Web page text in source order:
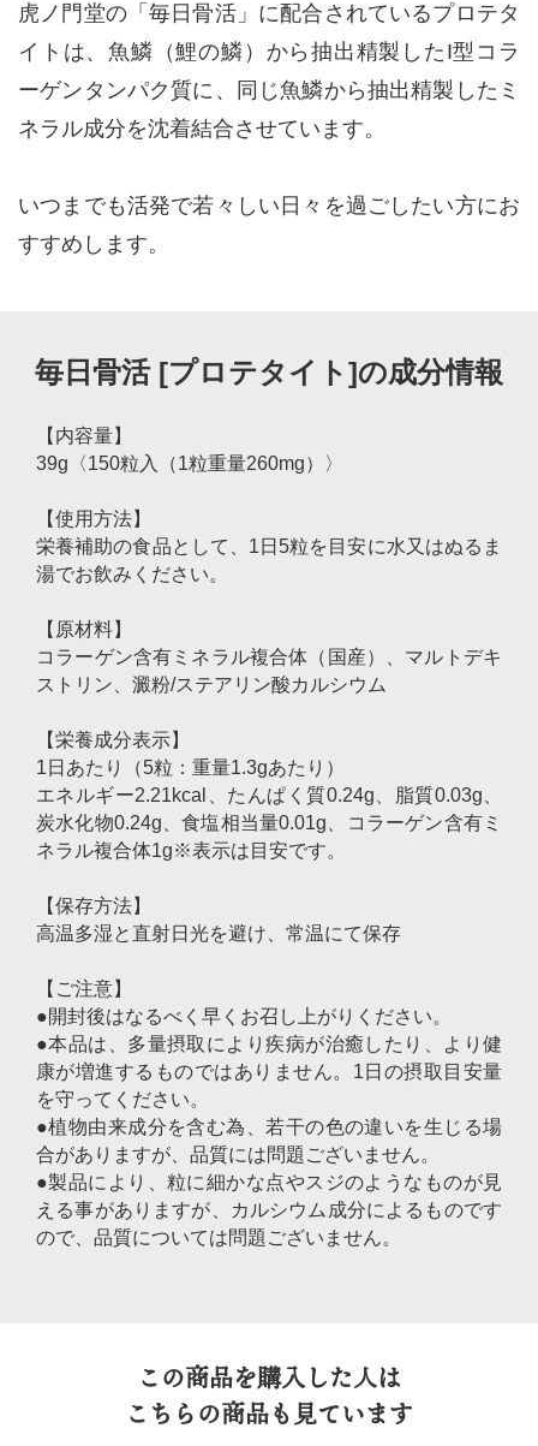
虎ノ門堂の「毎日骨活」に配合されているプロテタ
イトは、魚鱗（鯉の鱗）から抽出精製したI型コラ
ーゲンタンパク質に、同じ魚鱗から抽出精製したミ
ネラル成分を沈着結合させています。
いつまでも活発で若々しい日々を過ごしたい方にお
すすめします。
毎日骨活 [プロテタイト]の成分情報
【内容量】
39g〈150粒入（1粒重量260mg）〉
【使用方法】
栄養補助の食品として、1日5粒を目安に水又はぬるま
湯でお飲みください。
【原材料】
コラーゲン含有ミネラル複合体（国産）、マルトデキ
ストリン、澱粉/ステアリン酸カルシウム
【栄養成分表示】
1日あたり（5粒：重量1.3gあたり）
エネルギー2.21kcal、たんぱく質0.24g、脂質0.03g、
炭水化物0.24g、食塩相当量0.01g、コラーゲン含有ミ
ネラル複合体1g※表示は目安です。
【保存方法】
高温多湿と直射日光を避け、常温にて保存
【ご注意】
●開封後はなるべく早くお召し上がりください。
●本品は、多量摂取により疾病が治癒したり、より健
康が増進するものではありません。1日の摂取目安量
を守ってください。
●植物由来成分を含む為、若干の色の違いを生じる場
合がありますが、品質には問題ございません。
●製品により、粒に細かな点やスジのようなものが見
える事がありますが、カルシウム成分によるものです
ので、品質については問題ございません。
この商品を購入した人は
こちらの商品も見ています